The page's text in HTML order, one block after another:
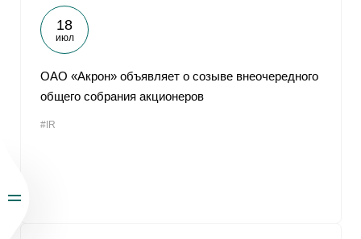
18
июл
ОАО «Акрон» объявляет о созыве внеочередного
общего собрания акционеров
#IR